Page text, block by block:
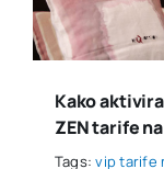
Kako
ZEN tarife
Tags:vip tarife